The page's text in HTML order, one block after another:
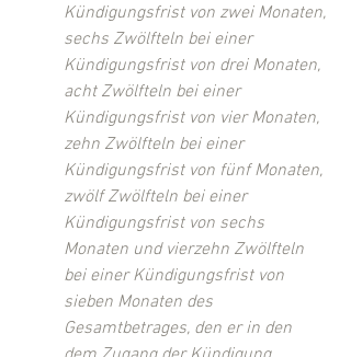
Kündigungsfrist von zwei Monaten,
sechs Zwölfteln bei einer
Kündigungsfrist von drei Monaten,
acht Zwölfteln bei einer
Kündigungsfrist von vier Monaten,
zehn Zwölfteln bei einer
Kündigungsfrist von fünf Monaten,
zwölf Zwölfteln bei einer
Kündigungsfrist von sechs
Monaten und vierzehn Zwölfteln
bei einer Kündigungsfrist von
sieben Monaten des
Gesamtbetrages, den er in den